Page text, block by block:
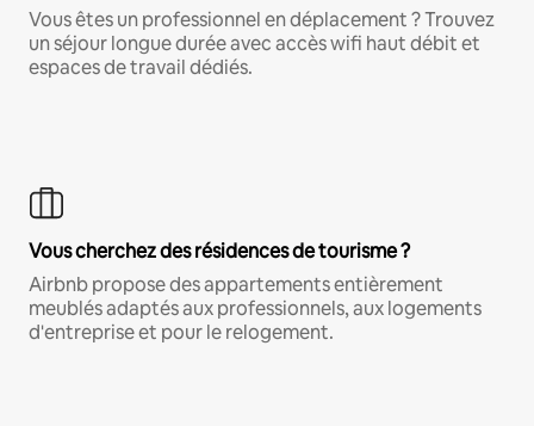
Vous êtes un professionnel en déplacement ? Trouvez
un séjour longue durée avec accès wifi haut débit et
espaces de travail dédiés.
Vous cherchez des résidences de tourisme ?
Airbnb propose des appartements entièrement
meublés adaptés aux professionnels, aux logements
d'entreprise et pour le relogement.